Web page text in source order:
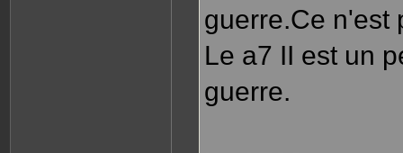
guerre.Ce n'est
Le a7 II est un
guerre.